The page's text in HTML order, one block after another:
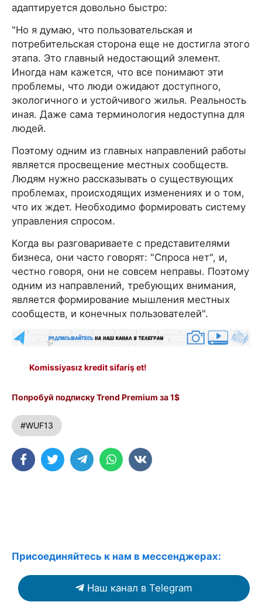
адаптируется довольно быстро:
"Но я думаю, что пользовательская и
потребительская сторона еще не достигла этого
этапа. Это главный недостающий элемент.
Иногда нам кажется, что все понимают эти
проблемы, что люди ожидают доступного,
экологичного и устойчивого жилья. Реальность
иная. Даже сама терминология недоступна для
людей.
Поэтому одним из главных направлений работы
является просвещение местных сообществ.
Людям нужно рассказывать о существующих
проблемах, происходящих изменениях и о том,
что их ждет. Необходимо формировать систему
управления спросом.
Когда вы разговариваете с представителями
бизнеса, они часто говорят: "Спроса нет", и,
честно говоря, они не совсем неправы. Поэтому
одним из направлений, требующих внимания,
является формирование мышления местных
сообществ, и конечных пользователей".
Komissiyasız kredit sifariş et!
Попробуй подписку Trend Premium за 1$
#WUF13
Присоединяйтесь к нам в мессенджерах:
Наш канал в Telegram